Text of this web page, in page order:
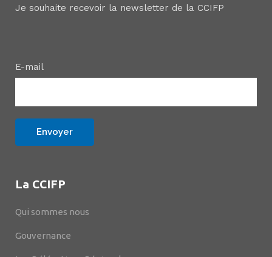
Je souhaite recevoir la newsletter de la CCIFP
E-mail
La CCIFP
Qui sommes nous
Gouvernance